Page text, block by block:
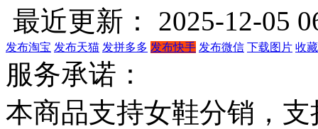
最近更新： 2025-12-05
发布淘宝 发布天猫 发拼多多 发布快手 发布微信 下载图片 收
服务承诺：
本商品支持女鞋分销，